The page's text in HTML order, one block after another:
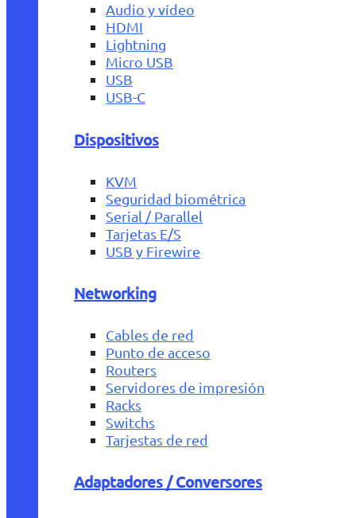
Audio y vídeo
HDMI
Lightning
Micro USB
USB
USB-C
Dispositivos
KVM
Seguridad biométrica
Serial / Parallel
Tarjetas E/S
USB y Firewire
Networking
Cables de red
Punto de acceso
Routers
Servidores de impresión
Racks
Switchs
Tarjestas de red
Adaptadores / Conversores